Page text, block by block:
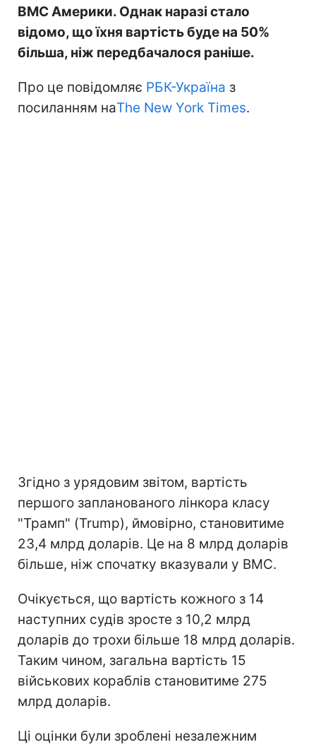
ВМС Америки. Однак наразі стало
відомо, що їхня вартість буде на 50%
більша, ніж передбачалося раніше.
Про це повідомляє РБК-Україна з
посиланням наThe New York Times.
Згідно з урядовим звітом, вартість
першого запланованого лінкора класу
"Трамп" (Trump), ймовірно, становитиме
23,4 млрд доларів. Це на 8 млрд доларів
більше, ніж спочатку вказували у ВМС.
Очікується, що вартість кожного з 14
наступних судів зросте з 10,2 млрд
доларів до трохи більше 18 млрд доларів.
Таким чином, загальна вартість 15
військових кораблів становитиме 275
млрд доларів.
Ці оцінки були зроблені незалежним